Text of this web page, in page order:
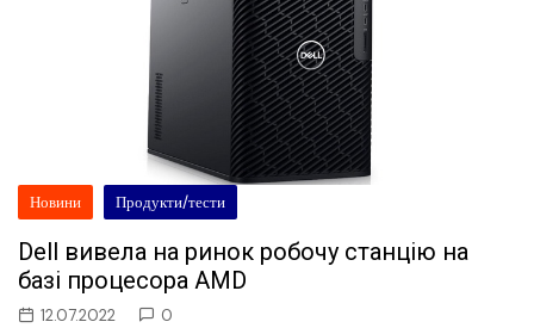
Новини Продукти/тести
Dell вивела на ринок робочу станцію на
базі процесора AMD
12.07.2022 0